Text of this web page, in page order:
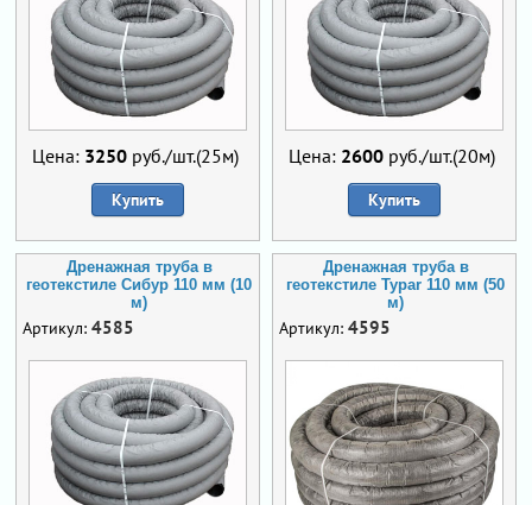
Цена: 3250руб./шт.(25м)
Купить
Цена: 2600руб./шт.(20м)
Купить
Дренажная труба в
геотекстиле Сибур 110 мм (10
м)
Артикул: 4585
Дренажная труба в
геотекстиле Typar 110 мм (50
м)
Артикул: 4595